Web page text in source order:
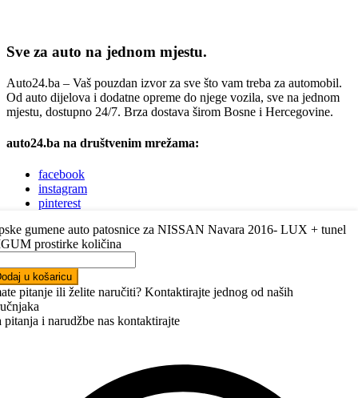
gumene auto patosnice za NISSAN Navara 2016- LUX + tunel
prostirke količina
u košaricu
pitanje ili želite naručiti? Kontaktirajte jednog od naših
pitanja i narudžbe nas kontaktirajte
Sve za auto na jednom mjestu.
Auto24.ba – Vaš pouzdan izvor za sve što vam treba za automobil.
Od auto dijelova i dodatne opreme do njege vozila, sve na jednom
mjestu, dostupno 24/7. Brza dostava širom Bosne i Hercegovine.
auto24.ba na društvenim mrežama:
facebook
instagram
pinterest
linkedin
Jednostavno nas kontaktirajte putem telefona, Vibera, WhatsAppa ili
nam napišite e-mail.
Auto dijelovi Bosna i Hercegovina